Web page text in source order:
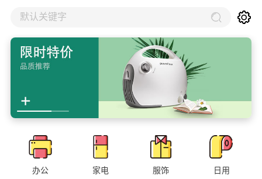
默认关键字
办公 家电 服饰 日用